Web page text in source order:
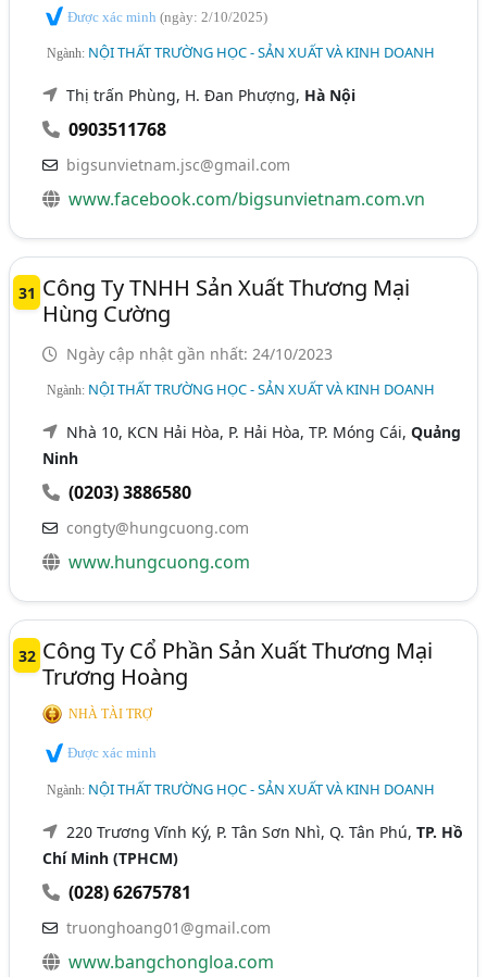
Được xác minh(ngày: 2/10/2025)
Ngành: NỘI THẤT TRƯỜNG HỌC - SẢN XUẤT VÀ KINH DOANH
Thị trấn Phùng, H. Đan Phượng, Hà Nội
0903511768
bigsunvietnam.jsc@gmail.com
www.facebook.com/bigsunvietnam.com.vn
31 Công Ty TNHH Sản Xuất Thương Mại
Hùng Cường
Ngày cập nhật gần nhất: 24/10/2023
Ngành: NỘI THẤT TRƯỜNG HỌC - SẢN XUẤT VÀ KINH DOANH
Nhà 10, KCN Hải Hòa, P. Hải Hòa, TP. Móng Cái,Quảng
Ninh
(0203) 3886580
congty@hungcuong.com
www.hungcuong.com
32 Công Ty Cổ Phần Sản Xuất Thương Mại
Trương Hoàng
NHÀ TÀI TRỢ
Được xác minh
Ngành: NỘI THẤT TRƯỜNG HỌC - SẢN XUẤT VÀ KINH DOANH
220 Trương Vĩnh Ký, P. Tân Sơn Nhì, Q. Tân Phú,TP. Hồ
Chí Minh (TPHCM)
(028) 62675781
truonghoang01@gmail.com
www.bangchongloa.com